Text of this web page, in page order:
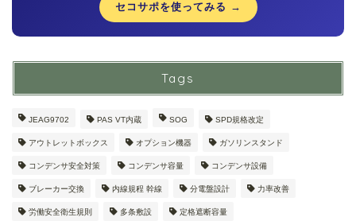
セコサポを使ってみる →
Tags
JEAG9702 PAS VT内蔵 SOG SPD規格改定
アウトレットボックス オプション機器 ガソリンスタンド
コンデンサ安全対策 コンデンサ容量 コンデンサ設備
ブレーカー交換 内線規程 幹線 分電盤設計 力率改善
労働安全衛生規則 多条敷設 定格遮断容量